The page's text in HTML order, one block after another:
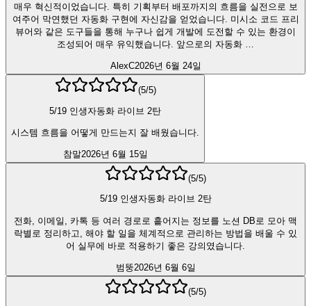
매우 혁신적이었습니다. 특히 기획부터 배포까지의 흐름을 실전으로 보
여주어 막연했던 자동화 구현에 자신감을 얻었습니다. 미시소 코드 프리
뷰어와 같은 도구들을 통해 누구나 쉽게 개발에 도전할 수 있는 환경이
조성되어 매우 유익했습니다. 앞으로의 자동화 …
AlexC2026년 6월 24일
(5/5)
5/19 인생자동화 라이브 2탄
시스템 흐름을 어떻게 만드는지 잘 배웠습니다.
참말2026년 6월 15일
(5/5)
5/19 인생자동화 라이브 2탄
전화, 이메일, 카톡 등 여러 경로로 흩어지는 정보를 노션 DB로 모아 맥
락별로 정리하고, 해야 할 일을 체계적으로 관리하는 방법을 배울 수 있
어 실무에 바로 적용하기 좋은 강의였습니다.
범뚱2026년 6월 6일
(5/5)